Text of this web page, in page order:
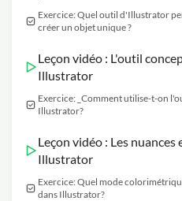
Exercice: Quel outil d'Illustrator
créer un objet unique ?
Leçon vidéo : L'outil
Illustrator
Exercice: _Comment utilise-t-on
Illustrator?
Leçon vidéo : Les nuances
Illustrator
Exercice: Quel mode
dans Illustrator?